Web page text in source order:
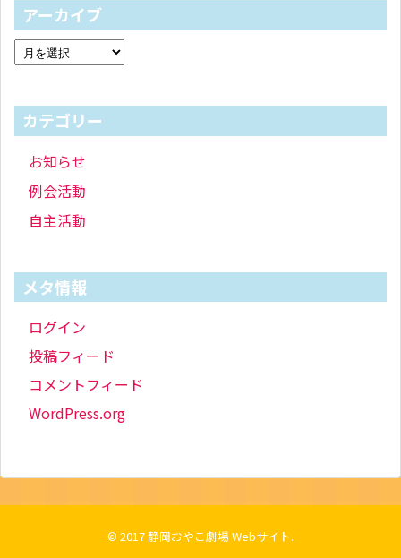
アーカイブ
カテゴリー
お知らせ
例会活動
自主活動
メタ情報
ログイン
投稿フィード
コメントフィード
WordPress.org
© 2017静岡おやこ劇場 Webサイト.